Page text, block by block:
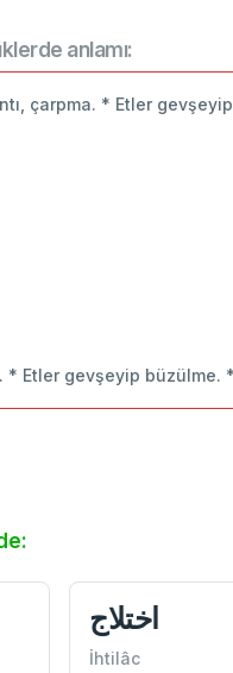
anlamı:
çarpma. * Etler
* Etler gevşeyip büzülme.
اختلاج
İhtilâc